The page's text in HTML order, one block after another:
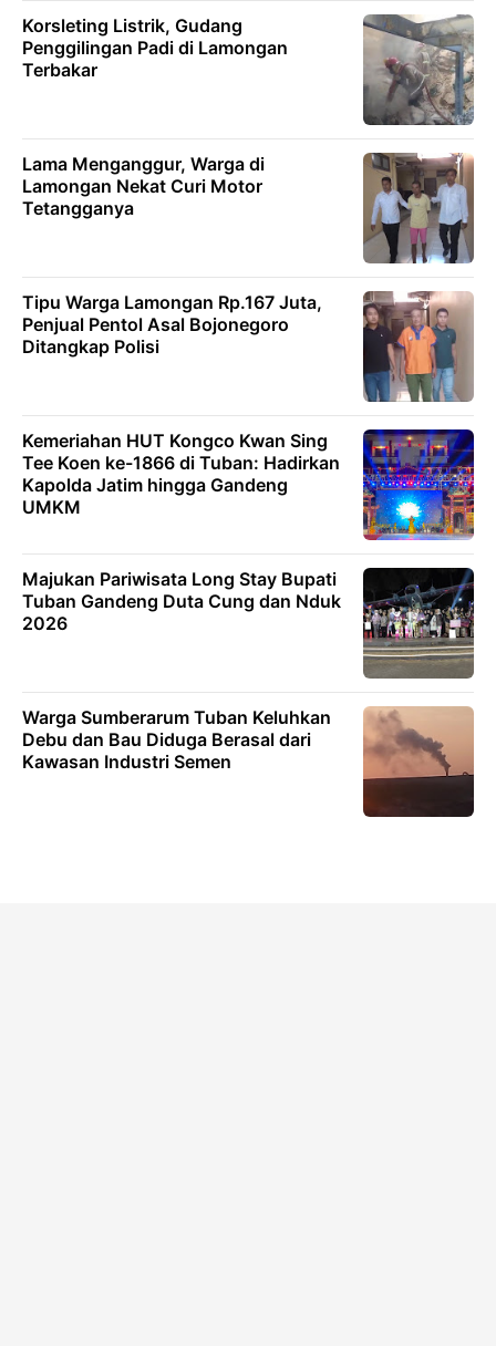
Korsleting Listrik, Gudang
Penggilingan Padi di Lamongan
Terbakar
Lama Menganggur, Warga di
Lamongan Nekat Curi Motor
Tetangganya
Tipu Warga Lamongan Rp.167 Juta,
Penjual Pentol Asal Bojonegoro
Ditangkap Polisi
Kemeriahan HUT Kongco Kwan Sing
Tee Koen ke-1866 di Tuban: Hadirkan
Kapolda Jatim hingga Gandeng
UMKM
Majukan Pariwisata Long Stay Bupati
Tuban Gandeng Duta Cung dan Nduk
2026
Warga Sumberarum Tuban Keluhkan
Debu dan Bau Diduga Berasal dari
Kawasan Industri Semen